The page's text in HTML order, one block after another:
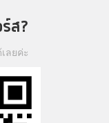
ส?
ลยค่ะ